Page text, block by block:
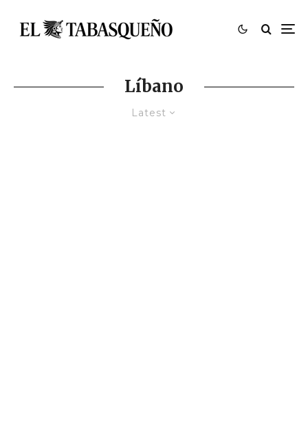
Líbano
Latest